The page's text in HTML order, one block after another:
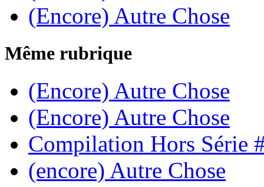
(Encore) Autre Chose
Même rubrique
(Encore) Autre Chose
(Encore) Autre Chose
Compilation Hors Série
(encore) Autre Chose